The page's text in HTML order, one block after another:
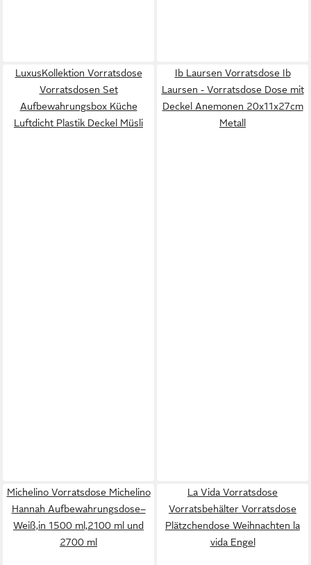
LuxusKollektion Vorratsdose
Vorratsdosen Set
Aufbewahrungsbox Küche
Luftdicht Plastik Deckel Müsli
Ib Laursen Vorratsdose Ib
Laursen - Vorratsdose Dose mit
Deckel Anemonen 20x11x27cm
Metall
Michelino Vorratsdose Michelino
Hannah Aufbewahrungsdose–
Weiß,in 1500 ml,2100 ml und
2700 ml
La Vida Vorratsdose
Vorratsbehälter Vorratsdose
Plätzchendose Weihnachten la
vida Engel